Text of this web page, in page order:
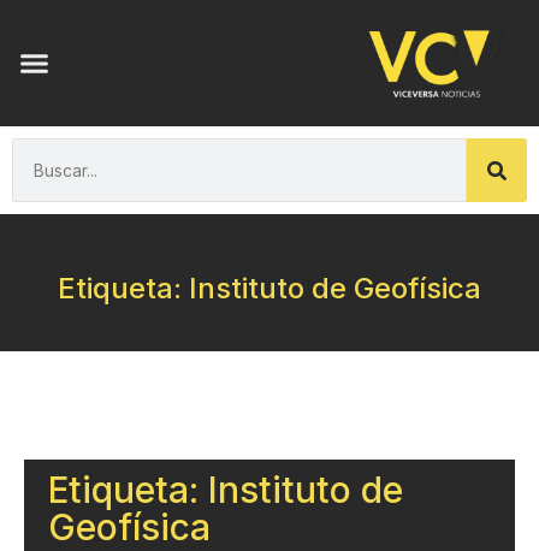
Etiqueta: Instituto de Geofísica
Etiqueta: Instituto de
Geofísica